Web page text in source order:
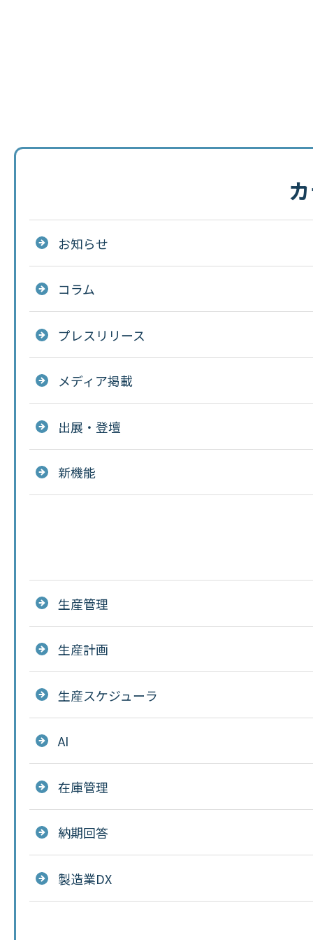
お知らせ
コラム
プレスリリース
メディア掲載
出展・登壇
新機能
生産管理
生産計画
生産スケジューラ
AI
在庫管理
納期回答
製造業DX